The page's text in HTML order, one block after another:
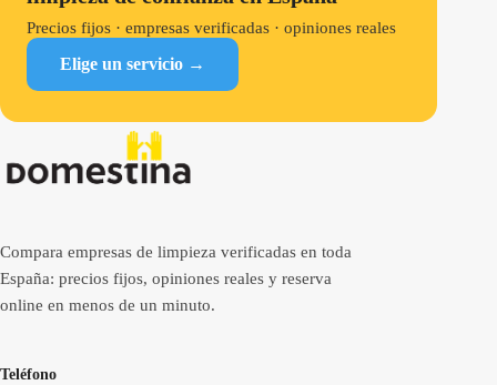
Precios fijos · empresas verificadas · opiniones reales
Elige un servicio →
Compara empresas de limpieza verificadas en toda
España: precios fijos, opiniones reales y reserva
online en menos de un minuto.
Teléfono